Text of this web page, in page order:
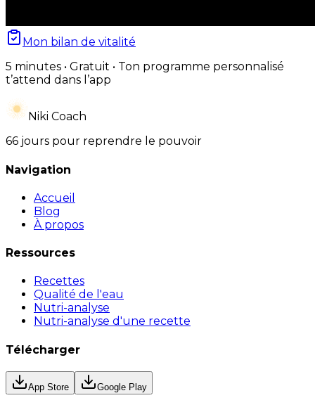
Mon bilan de vitalité
5 minutes • Gratuit • Ton programme personnalisé
t’attend dans l’app
Niki Coach
66 jours pour reprendre le pouvoir
Navigation
Accueil
Blog
À propos
Ressources
Recettes
Qualité de l'eau
Nutri-analyse
Nutri-analyse d'une recette
Télécharger
App Store Google Play